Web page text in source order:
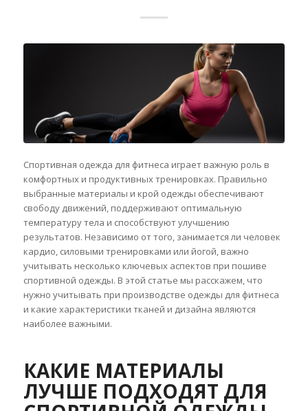
Спортивная одежда для фитнеса играет важную роль в
комфортных и продуктивных тренировках. Правильно
выбранные материалы и крой одежды обеспечивают
свободу движений, поддерживают оптимальную
температуру тела и способствуют улучшению
результатов. Независимо от того, занимается ли человек
кардио, силовыми тренировками или йогой, важно
учитывать несколько ключевых аспектов при пошиве
спортивной одежды. В этой статье мы расскажем, что
нужно учитывать при производстве одежды для фитнеса
и какие характеристики тканей и дизайна являются
наиболее важными.
КАКИЕ МАТЕРИАЛЫ
ЛУЧШЕ ПОДХОДЯТ ДЛЯ